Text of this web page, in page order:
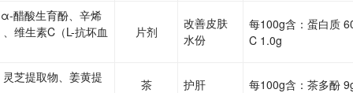
醋酸生育酚、辛烯
维生素C（L-抗坏血
片剂
改善皮肤
水份
每100g含：蛋白质
C 1.0g
芝提取物、姜黄提 茶 护肝 每100g含：茶多酚